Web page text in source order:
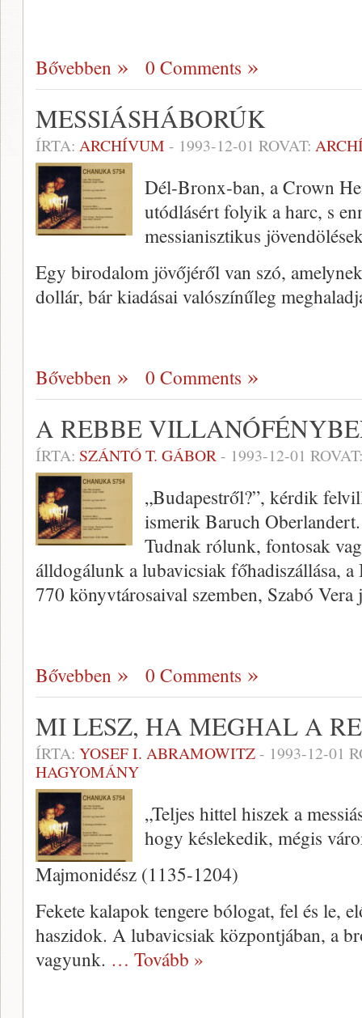
Bővebben 0 Comments
MESSIÁSHÁBORÚK
ÍRTA: ARCHÍVUM - 1993-12-01 ROVAT:
Dél-Bronx-ban, a Crown
utódlásért folyik a harc, s
messianisztikus
Egy birodalom jövőjéről van szó,
dollár, bár kiadásai valószínűleg
Bővebben 0 Comments
A REBBE
ÍRTA: SZÁNTÓ T. GÁBOR- 1993-12-01
„Budapestről?”, kérdik
ismerik Baruch
Tudnak rólunk, fontosak
álldogálunk a lubavicsiak főhadiszállása,
770 könyvtárosaival szemben, Szabó
Bővebben 0 Comments
MI LESZ, HA MEGHAL A
ÍRTA: YOSEF I. ABRAMOWITZ- 1993-12-01
HAGYOMÁNY
„Teljes hittel hiszek a
hogy késlekedik, mégis
Majmonidész (1135-1204)
Fekete kalapok tengere bólogat, fel és le,
haszidok. A lubavicsiak központjában, a
vagyunk. … Tovább »